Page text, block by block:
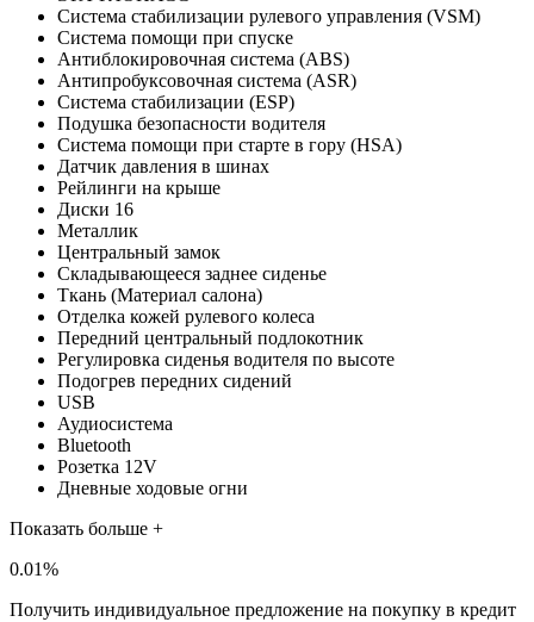
Система стабилизации рулевого управления (VSM)
Система помощи при спуске
Антиблокировочная система (ABS)
Антипробуксовочная система (ASR)
Система стабилизации (ESP)
Подушка безопасности водителя
Система помощи при старте в гору (HSA)
Датчик давления в шинах
Рейлинги на крыше
Диски 16
Металлик
Центральный замок
Складывающееся заднее сиденье
Ткань (Материал салона)
Отделка кожей рулевого колеса
Передний центральный подлокотник
Регулировка сиденья водителя по высоте
Подогрев передних сидений
USB
Аудиосистема
Bluetooth
Розетка 12V
Дневные ходовые огни
Показать больше +
0.01%
Получить индивидуальное предложение на покупку в кредит